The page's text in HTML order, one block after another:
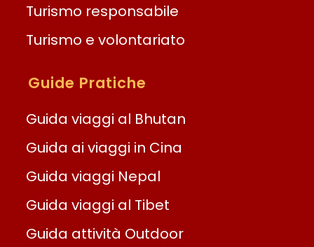
Turismo responsabile
Turismo e volontariato
Guide Pratiche
Guida viaggi al Bhutan
Guida ai viaggi in Cina
Guida viaggi Nepal
Guida viaggi al Tibet
Guida attività Outdoor